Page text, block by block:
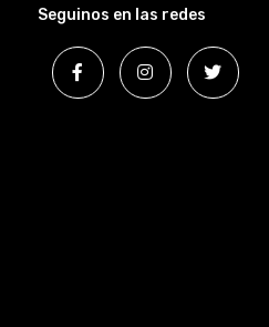
Seguinos en las redes